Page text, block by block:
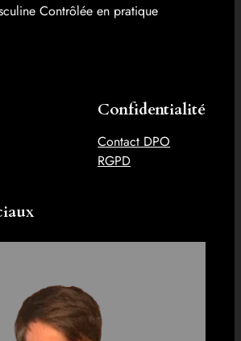
Contrôlée en pratique
Confidentialité
Contact DPO
RGPD